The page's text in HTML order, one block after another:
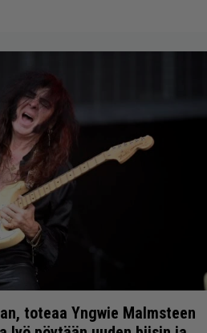
toteaa Yngwie Malmsteen